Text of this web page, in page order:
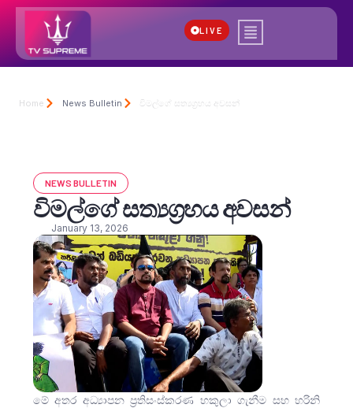
LIVE
Home News Bulletin විමල්ගේ සත්‍යග්‍රහය අවසන්
NEWS BULLETIN
විමල්ගේ සත්‍යග්‍රහය අවසන්
January 13, 2026
මේ අතර අධ්‍යාපන ප්‍රතිසංස්කරණ හකුලා ගැනීම සහ හරිනි